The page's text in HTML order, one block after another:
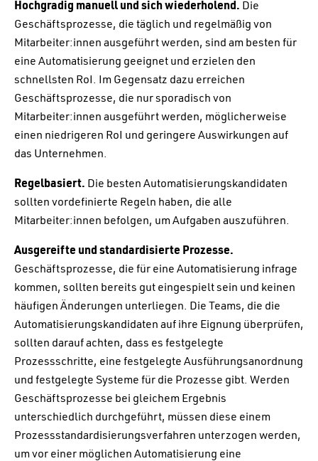
Hochgradig manuell und sich wiederholend. Die
Geschäftsprozesse, die täglich und regelmäßig von
Mitarbeiter:innen ausgeführt werden, sind am besten für
eine Automatisierung geeignet und erzielen den
schnellsten RoI. Im Gegensatz dazu erreichen
Geschäftsprozesse, die nur sporadisch von
Mitarbeiter:innen ausgeführt werden, möglicherweise
einen niedrigeren RoI und geringere Auswirkungen auf
das Unternehmen.
Regelbasiert. Die besten Automatisierungskandidaten
sollten vordefinierte Regeln haben, die alle
Mitarbeiter:innen befolgen, um Aufgaben auszuführen.
Ausgereifte und standardisierte Prozesse.
Geschäftsprozesse, die für eine Automatisierung infrage
kommen, sollten bereits gut eingespielt sein und keinen
häufigen Änderungen unterliegen. Die Teams, die die
Automatisierungskandidaten auf ihre Eignung überprüfen,
sollten darauf achten, dass es festgelegte
Prozessschritte, eine festgelegte Ausführungsanordnung
und festgelegte Systeme für die Prozesse gibt. Werden
Geschäftsprozesse bei gleichem Ergebnis
unterschiedlich durchgeführt, müssen diese einem
Prozessstandardisierungsverfahren unterzogen werden,
um vor einer möglichen Automatisierung eine